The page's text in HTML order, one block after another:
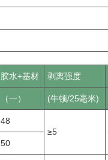
胶水+基材 剥离强度
（一） (牛顿/25毫米)
48
≥5
50